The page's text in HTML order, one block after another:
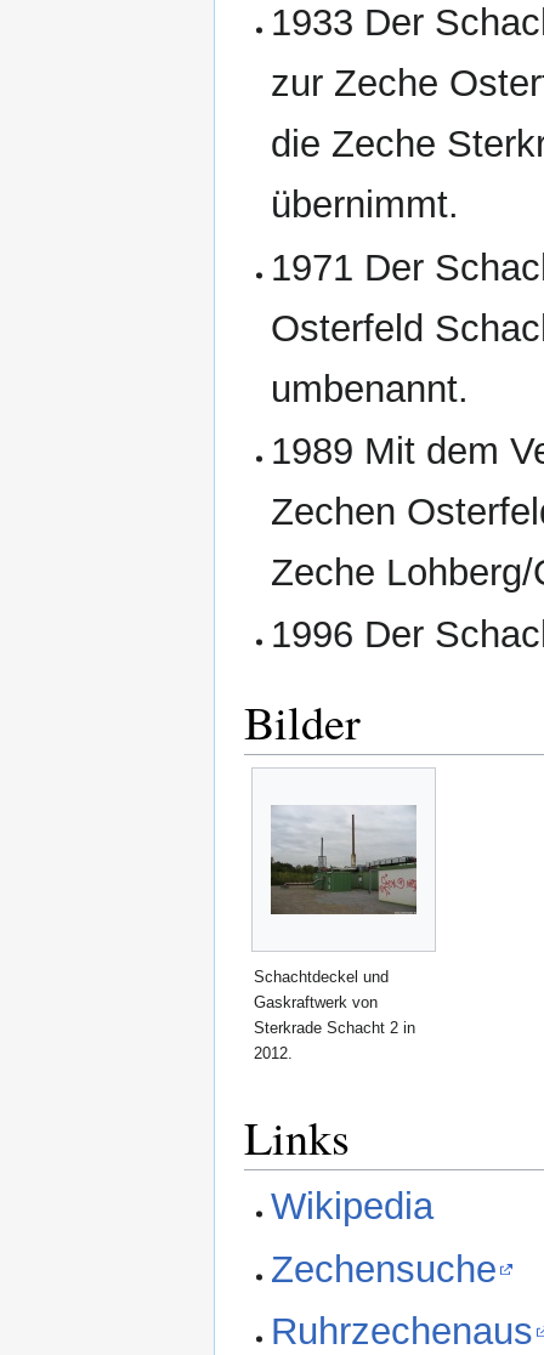
1933 Der
zur Zeche
die Zeche
übernimmt.
1971 Der
Osterfeld
umbenannt.
1989 Mit dem
Zechen
Zeche
1996 Der
Bilder
Schachtdeckel und
Gaskraftwerk von
Sterkrade Schacht 2 in
2012.
Links
Wikipedia
Zechensuche
Ruhrzechenaus